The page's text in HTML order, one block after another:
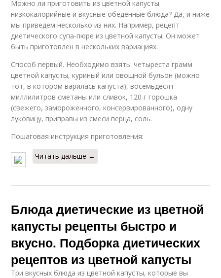
Можно ли приготовить из цветной капусты
низкокалорийные и вкусные обеденные блюда? Да, и ниже
мы приведем несколько из них. Например, рецепт
диетического супа-пюре из цветной капусты. Он может
быть приготовлен в нескольких вариациях.
Способ первый. Необходимо взять: четыреста грамм
цветной капусты, куриный или овощной бульон (можно
тот, в котором варилась капуста), восемьдесят
миллилитров сметаны или сливок, 120 г горошка
(свежего, замороженного, консервированного), одну
луковицу, приправы из смеси перца, соль.
Пошаговая инструкция приготовления:
Читать дальше →
Блюда диетические из цветной
капусты рецепты быстро и
вкусно. Подборка диетических
рецептов из цветной капусты
Три вкусных блюда из цветной капусты, которые вы